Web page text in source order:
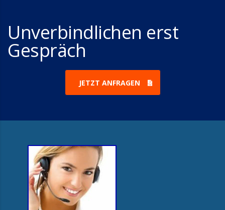
Unverbindlichen erst
Gespräch
JETZT ANFRAGEN